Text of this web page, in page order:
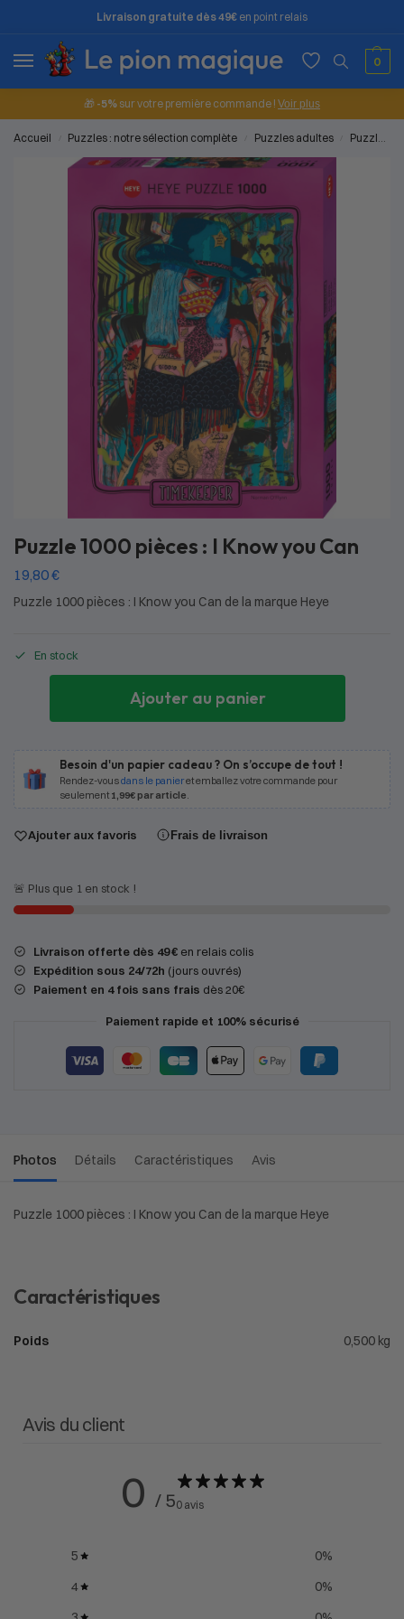
Livraison gratuite dès 49€ en point relais
0
🎁 -5% sur votre première commande ! Voir plus
Accueil Puzzles : notre sélection complète Puzzles adultes Puzzles 1000 pièces
Puzzle 1000 pièces : I Know you Can
19,80€
Puzzle 1000 pièces : I Know you Can de la marque Heye
En stock
Ajouter au panier
Besoin d'un papier cadeau ? On s’occupe de tout !
Rendez-vousdans le panieret emballez votre commande pour
seulement 1,99€ par article.
Ajouter aux favoris Frais de livraison
🚨 Plus que 1 en stock !
Livraison offerte dès 49 € en relais colis
Expédition sous 24/72h (jours ouvrés)
Paiement en 4 fois sans frais dès 20€
Paiement rapide et 100% sécurisé
Photos Détails Caractéristiques Avis
Puzzle 1000 pièces : I Know you Can de la marque Heye
Caractéristiques
Poids 0,500 kg
Avis du client
0 / 50 avis
5 0%
4
0%